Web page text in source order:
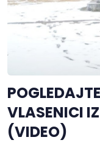
VLASENICI
(VIDEO)